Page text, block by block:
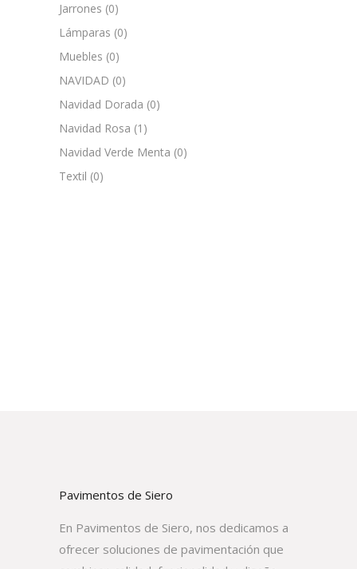
Jarrones (0)
Lámparas (0)
Muebles (0)
NAVIDAD (0)
Navidad Dorada (0)
Navidad Rosa (1)
Navidad Verde Menta (0)
Textil (0)
Pavimentos de Siero
En Pavimentos de Siero, nos dedicamos a
ofrecer soluciones de pavimentación que